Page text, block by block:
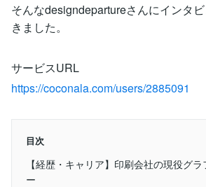
そんなdesigndepartureさんにインタ
きました。
サービスURL
https://coconala.com/users/2885091
目次
【経歴・キャリア】印刷会社の現役グ
ー